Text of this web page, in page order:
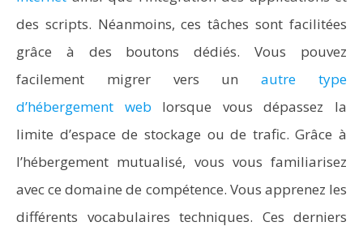
des scripts. Néanmoins, ces tâches sont facilitées
grâce à des boutons dédiés. Vous pouvez
facilement migrer vers unautre type
d’hébergement web lorsque vous dépassez la
limite d’espace de stockage ou de trafic. Grâce à
l’hébergement mutualisé, vous vous familiarisez
avec ce domaine de compétence. Vous apprenez les
différents vocabulaires techniques. Ces derniers